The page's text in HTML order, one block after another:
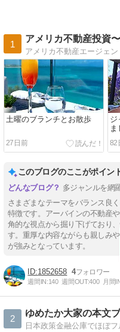
1
アメリカ不動産投資
土曜のブランチとお散歩
27日前
ジ
ま
82
このブログのここがポイン
多ジャンルを網
さまざまなテーマをバランス良
特徴です。アーバインの不動産
角的な視点から掘り下げており
す。重厚な内容ながらも親しみ
が強みとなっています。
1852658 4
週間IN:140 週間OUT:400 月間
2
ゆめたか大家の本文